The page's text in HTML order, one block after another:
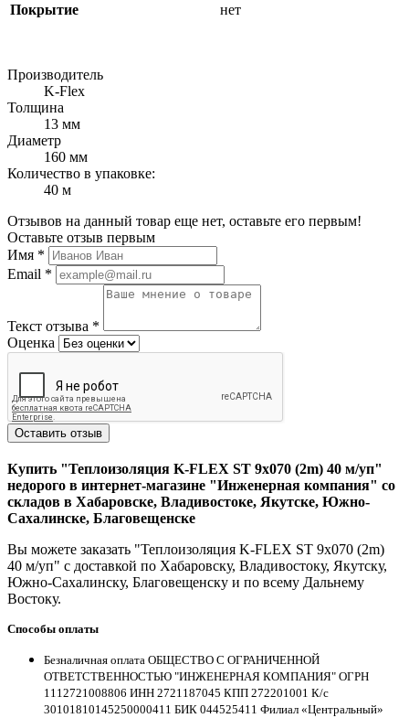
Покрытие нет
Производитель
K-Flex
Толщина
13 мм
Диаметр
160 мм
Количество в упаковке:
40 м
Отзывов на данный товар еще нет, оставьте его первым!
Оставьте отзыв первым
Имя *
Email *
Текст отзыва *
Оценка
Оставить отзыв
Купить "Теплоизоляция K-FLEX ST 9x070 (2m) 40 м/уп"
недорого в интернет-магазине "Инженерная компания" со
складов в Хабаровске, Владивостоке, Якутске, Южно-
Сахалинске, Благовещенске
Вы можете заказать "Теплоизоляция K-FLEX ST 9x070 (2m)
40 м/уп" с доставкой по Хабаровску, Владивостоку, Якутску,
Южно-Сахалинску, Благовещенску и по всему Дальнему
Востоку.
Способы оплаты
Безналичная оплата ОБЩЕСТВО С ОГРАНИЧЕННОЙ
ОТВЕТСТВЕННОСТЬЮ "ИНЖЕНЕРНАЯ КОМПАНИЯ" ОГРН
1112721008806 ИНН 2721187045 КПП 272201001 К/с
30101810145250000411 БИК 044525411 Филиал «Центральный»